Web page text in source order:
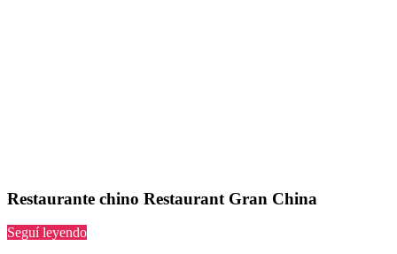
Restaurante chino Restaurant Gran China
Seguí leyendo“Restaurant